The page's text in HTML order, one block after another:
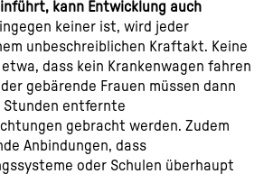
kann Entwicklung auch
keiner ist, wird jeder
unbeschreiblichen Kraftakt. Keine
dass kein Krankenwagen fahren
gebärende Frauen müssen dann
Stunden entfernte
gebracht werden. Zudem
Anbindungen, dass
oder Schulen überhaupt